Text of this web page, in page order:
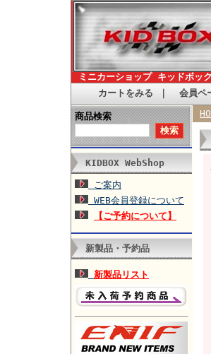
ミニカーショップ キッドボッ
カートをみる
会員ペ
商品検索
KIDBOX WebShop
ご案内
WEB会員登録について
【ご予約について】
新製品・予約品
新製品リスト